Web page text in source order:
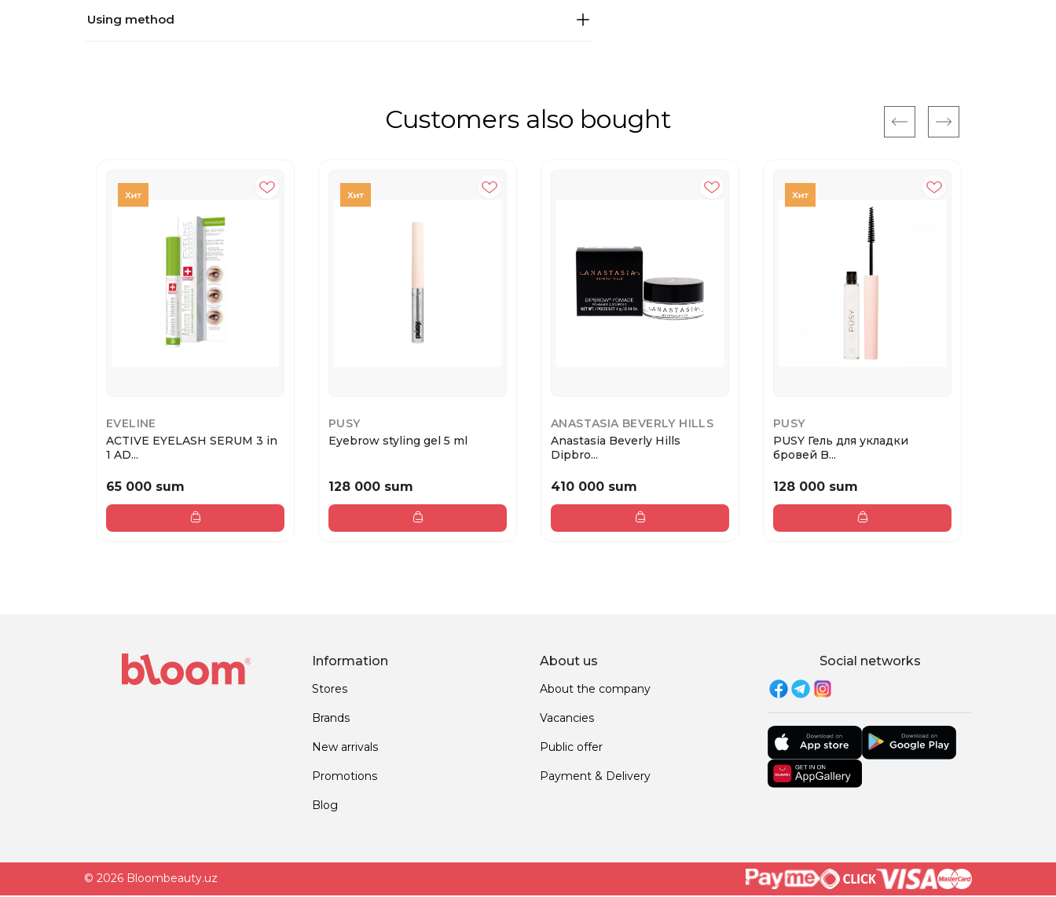
Using method
Customers also bought
EVELINE
ACTIVE EYELASH SERUM 3 in
1 AD...
65 000 sum
PUSY
Eyebrow styling gel 5 ml
128 000 sum
ANASTASIA BEVERLY HILLS
Anastasia Beverly Hills
Dipbro...
410 000 sum
PUSY
PUSY Гель для укладки
бровей B...
128 000 sum
Information
Stores
Brands
New arrivals
Promotions
Blog
About us
About the company
Vacancies
Public offer
Payment & Delivery
Social networks
© 2026 Bloombeauty.uz